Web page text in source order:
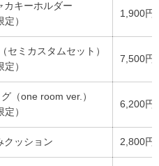
カキーホルダー
）
1,900円
セミカスタムセット）
）
7,500円
（one room ver.）
）
6,200円
クッション 2,800円